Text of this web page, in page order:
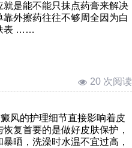
就是能不能只抹点药膏来解决
靠外擦药往往不够周全因为白
癜风不单是皮肤表 ……
20 次阅读
风的护理细节直接影响着皮
复首要的是做好皮肤保护，
晒，洗澡时水温不宜过高，